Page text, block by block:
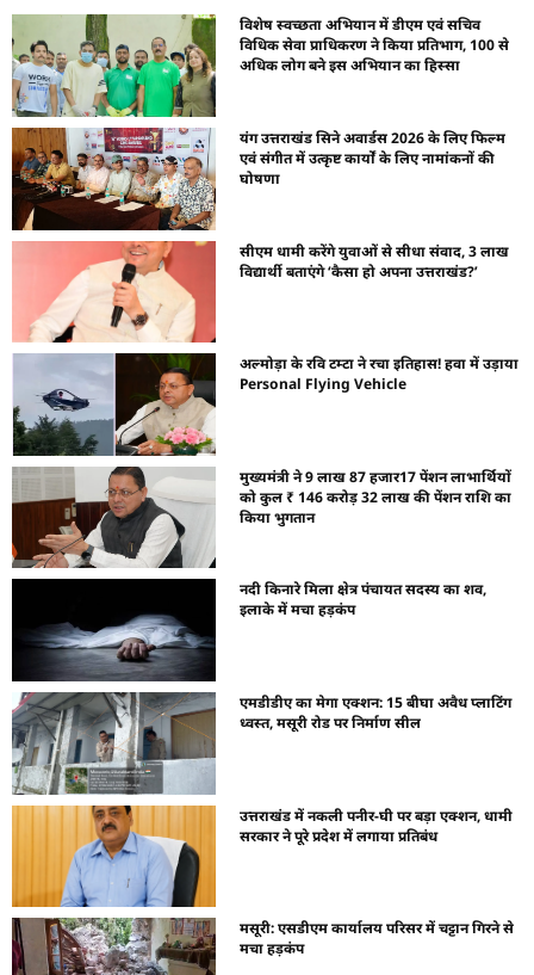
विशेष स्वच्छता अभियान में डीएम एवं सचिव
विधिक सेवा प्राधिकरण ने किया प्रतिभाग, 100 से
अधिक लोग बने इस अभियान का हिस्सा
यंग उत्तराखंड सिने अवार्डस 2026 के लिए फिल्म
एवं संगीत में उत्कृष्ट कार्यों के लिए नामांकनों की
घोषणा
सीएम धामी करेंगे युवाओं से सीधा संवाद, 3 लाख
विद्यार्थी बताएंगे ‘कैसा हो अपना उत्तराखंड?’
अल्मोड़ा के रवि टम्टा ने रचा इतिहास! हवा में उड़ाया
Personal Flying Vehicle
मुख्यमंत्री ने 9 लाख 87 हजार17 पेंशन लाभार्थियों
को कुल ₹ 146 करोड़ 32 लाख की पेंशन राशि का
किया भुगतान
नदी किनारे मिला क्षेत्र पंचायत सदस्य का शव,
इलाके में मचा हड़कंप
एमडीडीए का मेगा एक्शन: 15 बीघा अवैध प्लाटिंग
ध्वस्त, मसूरी रोड पर निर्माण सील
उत्तराखंड में नकली पनीर-घी पर बड़ा एक्शन, धामी
सरकार ने पूरे प्रदेश में लगाया प्रतिबंध
मसूरी: एसडीएम कार्यालय परिसर में चट्टान गिरने से
मचा हड़कंप